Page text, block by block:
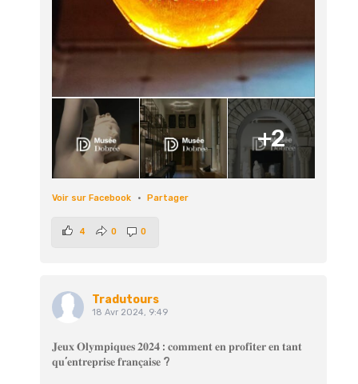
+2
Voir sur Facebook · Partager
4 0 0
Tradutours
18 Avr 2024, 9:49
𝐉𝐞𝐮𝐱 𝐎𝐥𝐲𝐦𝐩𝐢𝐪𝐮𝐞𝐬 𝟐𝟎𝟐𝟒 : 𝐜𝐨𝐦𝐦𝐞𝐧𝐭 𝐞𝐧 𝐩𝐫𝐨𝐟𝐢𝐭𝐞𝐫 𝐞𝐧 𝐭𝐚𝐧𝐭
𝐪𝐮’𝐞𝐧𝐭𝐫𝐞𝐩𝐫𝐢𝐬𝐞 𝐟𝐫𝐚𝐧𝐜̧𝐚𝐢𝐬𝐞 ?